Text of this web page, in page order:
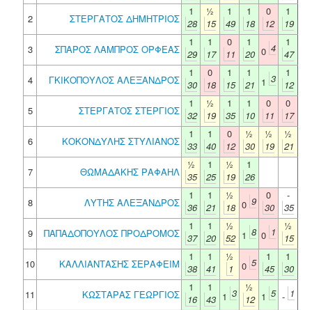
2
ΣΤΕΡΓΑΤΟΣ ΔΗΜΗΤΡΙΟΣ
1
28
½
15
1
49
1
18
0
12
1
19
3
ΣΠΑΡΟΣ ΛΑΜΠΡΟΣ ΟΡΦΕΑΣ
1
29
1
17
0
11
1
20 0 4
1
47
4
ΓΚΙΚΟΠΟΥΛΟΣ ΑΛΕΞΑΝΔΡΟΣ
1
30
0
18
1
15
1
21 1 3
1
12
5
ΣΤΕΡΓΑΤΟΣ ΣΤΕΡΓΙΟΣ
1
32
½
19
1
35
1
10
0
11
0
17
6
ΚΟΚΟΝΔΥΛΗΣ ΣΤΥΛΙΑΝΟΣ
1
33
1
40
0
12
½
30
½
19
½
21
7
ΘΩΜΑΔΑΚΗΣ ΡΑΦΑΗΛ
½
35
1
25
½
19
1
26
8
ΛΥΤΗΣ ΑΛΕΞΑΝΔΡΟΣ
1
36
1
21
½
18 0 9
0
30
-
35
9
ΠΑΠΑΔΟΠΟΥΛΟΣ ΠΡΟΔΡΟΜΟΣ
1
37
1
20
½
52 1 8 0 1
½
15
10
ΚΑΛΛΙΑΝΤΑΣΗΣ ΣΕΡΑΦΕΙΜ
1
38
1
41
½
1
0 5
1
45
1
30
11
ΚΩΣΤΑΡΑΣ ΓΕΩΡΓΙΟΣ
1
16
1
43 1 3
½
12 1 5 - 1